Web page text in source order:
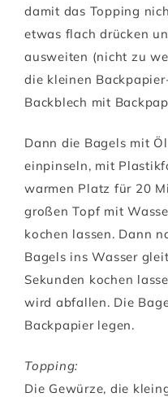
damit das Topping
etwas flach drücken
ausweiten (nicht zu
die kleinen
Backblech mit
Dann die Bagels mit
einpinseln, mit
warmen Platz für 20
großen Topf mit
kochen lassen. Dann
Bagels ins Wasser
Sekunden kochen
wird abfallen. Die
Backpapier legen.
Topping:
Die Gewürze, die